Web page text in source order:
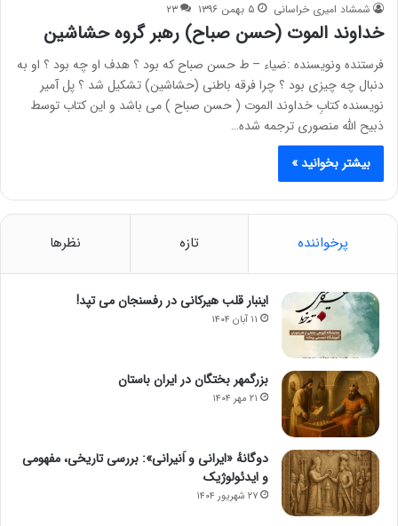
شمشاد امیری خراسانی ۵ بهمن ۱۳۹۶ ۲۳
خداوند الموت (حسن صباح) رهبر گروه حشاشین
فرستنده ونویسنده :ضیاء – ط حسن صباح که بود ؟ هدف او چه بود ؟ او به
دنبال چه چیزی بود ؟ چرا فرقه باطنی (حشاشین) تشکیل شد ؟ پل آمیر
نویسنده کتابِ خداوند الموت ( حسن صباح ) می باشد و این کتاب توسط
ذبیح الله منصوری ترجمه شده…
بیشتر بخوانید »
پرخواننده تازه نظرها
اینبار قلب هیرکانی در رفسنجان می تپد!
۱۱ آبان ۱۴۰۴
بزرگمهر بختگان در ایران باستان
۲۱ مهر ۱۴۰۴
دوگانهٔ «ایرانی و اَنیرانی»: بررسی تاریخی، مفهومی
و ایدئولوژیک
۲۷ شهریور ۱۴۰۴